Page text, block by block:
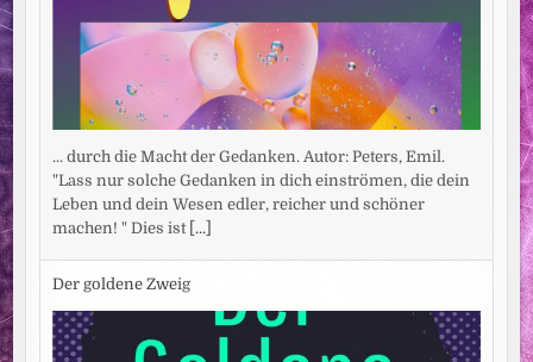
... durch die Macht der Gedanken. Autor: Peters, Emil.
"Lass nur solche Gedanken in dich einströmen, die dein
Leben und dein Wesen edler, reicher und schöner
machen! " Dies ist [...]
Der goldene Zweig